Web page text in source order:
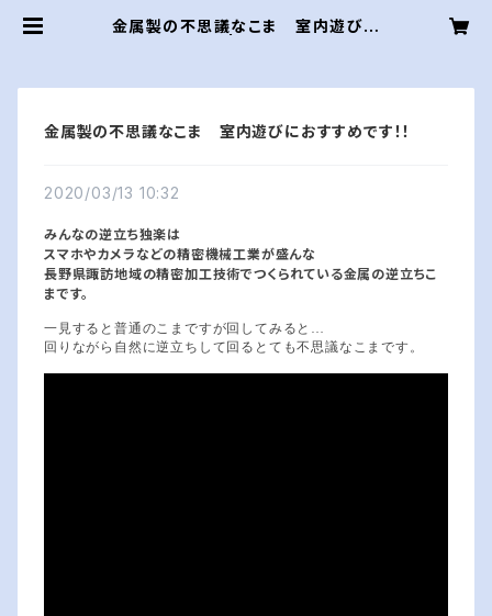
金属製の不思議なこま 室内遊びに
金属製の不思議なこま 室内遊びにおすすめです！！
2020/03/13 10:32
みんなの逆立ち独楽は
スマホやカメラなどの精密機械工業が盛んな
長野県諏訪地域の精密加工技術でつくられている金属の逆立ちこ
まです。
一見すると普通のこまですが回してみると…
回りながら自然に逆立ちして回るとても不思議なこまです。